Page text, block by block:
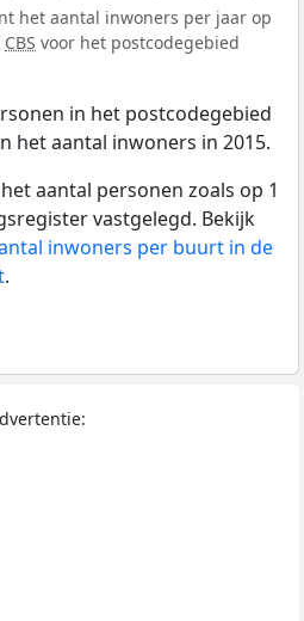
het aantal inwoners per jaar op
CBS voor het postcodegebied
in het postcodegebied
het aantal inwoners in 2015.
aantal personen zoals op 1
vastgelegd. Bekijk
inwoners per buurt in de
.